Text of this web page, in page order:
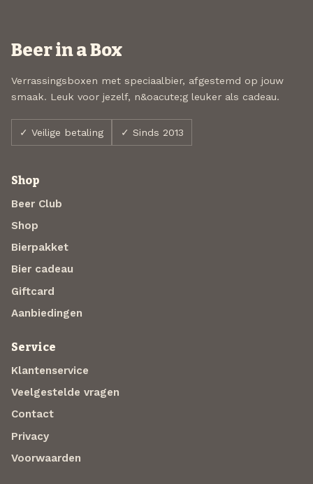
Beer in a Box
Verrassingsboxen met speciaalbier, afgestemd op jouw
smaak. Leuk voor jezelf, n&oacute;g leuker als cadeau.
✓ Veilige betaling ✓ Sinds 2013
Shop
Beer Club
Shop
Bierpakket
Bier cadeau
Giftcard
Aanbiedingen
Service
Klantenservice
Veelgestelde vragen
Contact
Privacy
Voorwaarden